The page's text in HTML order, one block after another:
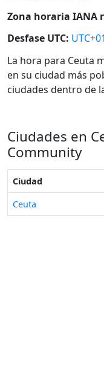
Zona horaria IANA
Desfase UTC:
La hora para Ceuta
en su ciudad más
ciudades dentro de
Ciudades en
Community
Ciudad
Ceuta